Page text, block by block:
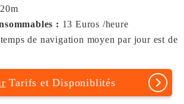
: 13 Euros /heure
de navigation moyen par jour est de
Tarifs et Disponiblités